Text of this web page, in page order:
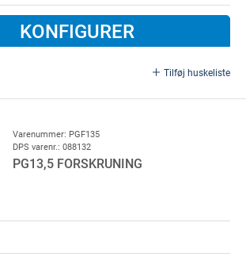
KONFIGURER
Tilføj huskeliste
Varenummer: PGF135
DPS varenr.: 088132
PG13,5 FORSKRUNING